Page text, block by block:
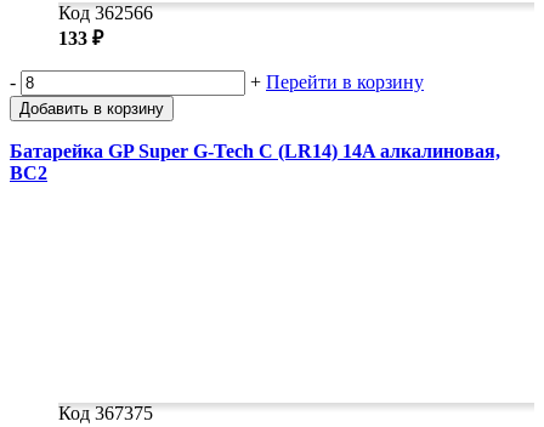
Код 362566
133 ₽
- + Перейти в корзину
Добавить в корзину
Батарейка GP Super G-Tech C (LR14) 14A алкалиновая,
BC2
Код 367375